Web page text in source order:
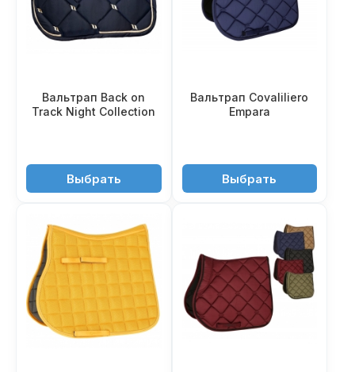
Вальтрап Back on
Track Night Collection
9'950 ₽Выбрать
Вальтрап Covaliliero
Empara
4'990 ₽Выбрать